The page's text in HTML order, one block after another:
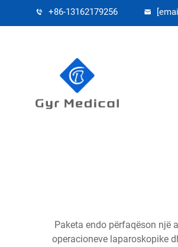
+86-13162179256
Paketa endo përfaqëson një
operacioneve laparoskopike